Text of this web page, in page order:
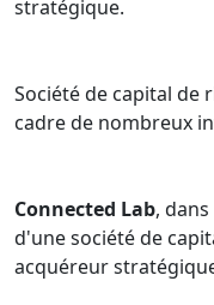
stratégique.
Société de capital de
cadre de nombreux
Connected Lab,
d'une société de
acquéreur